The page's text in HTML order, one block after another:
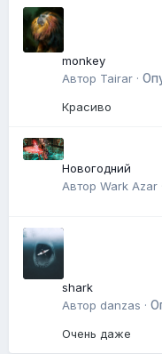
monkey
Автор Tairar ·
Красиво
Новогодний
Автор Wark Azar
shark
Автор danzas ·
Очень даже